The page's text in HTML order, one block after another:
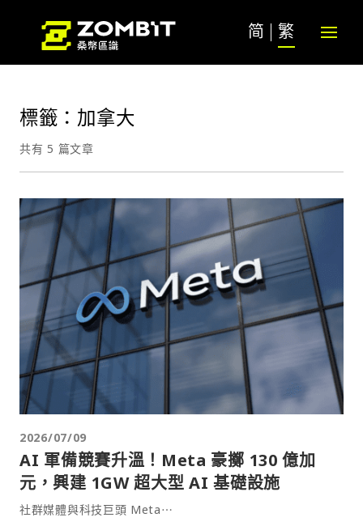
简 繁
標籤：加拿大
共有 5 篇文章
2026/07/09
AI 軍備競賽升溫！Meta 豪擲 130 億加
元，興建 1GW 超大型 AI 基礎設施
社群媒體與科技巨頭 Meta⋯